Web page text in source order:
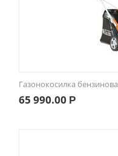
Газонокосилка
65 990.00 Р